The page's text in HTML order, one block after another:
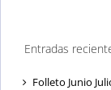
Entradas
Folleto Junio